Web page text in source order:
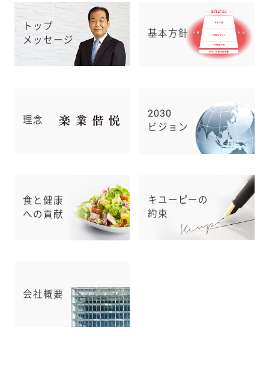
トップ
メッセージ
基本方針
理念
2030
ビジョン
食と健康
への貢献
キユーピーの
約束
会社概要